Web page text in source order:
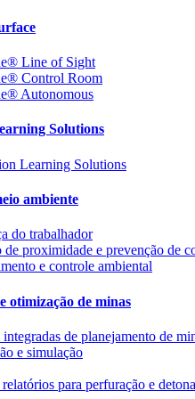
Line of Sight
Control Room
Autonomous
Solutions
Learning Solutions
ambiente
do trabalhador
de proximidade e prevenção de
e controle ambiental
otimização de minas
integradas de planejamento de
e simulação
para perfuração e